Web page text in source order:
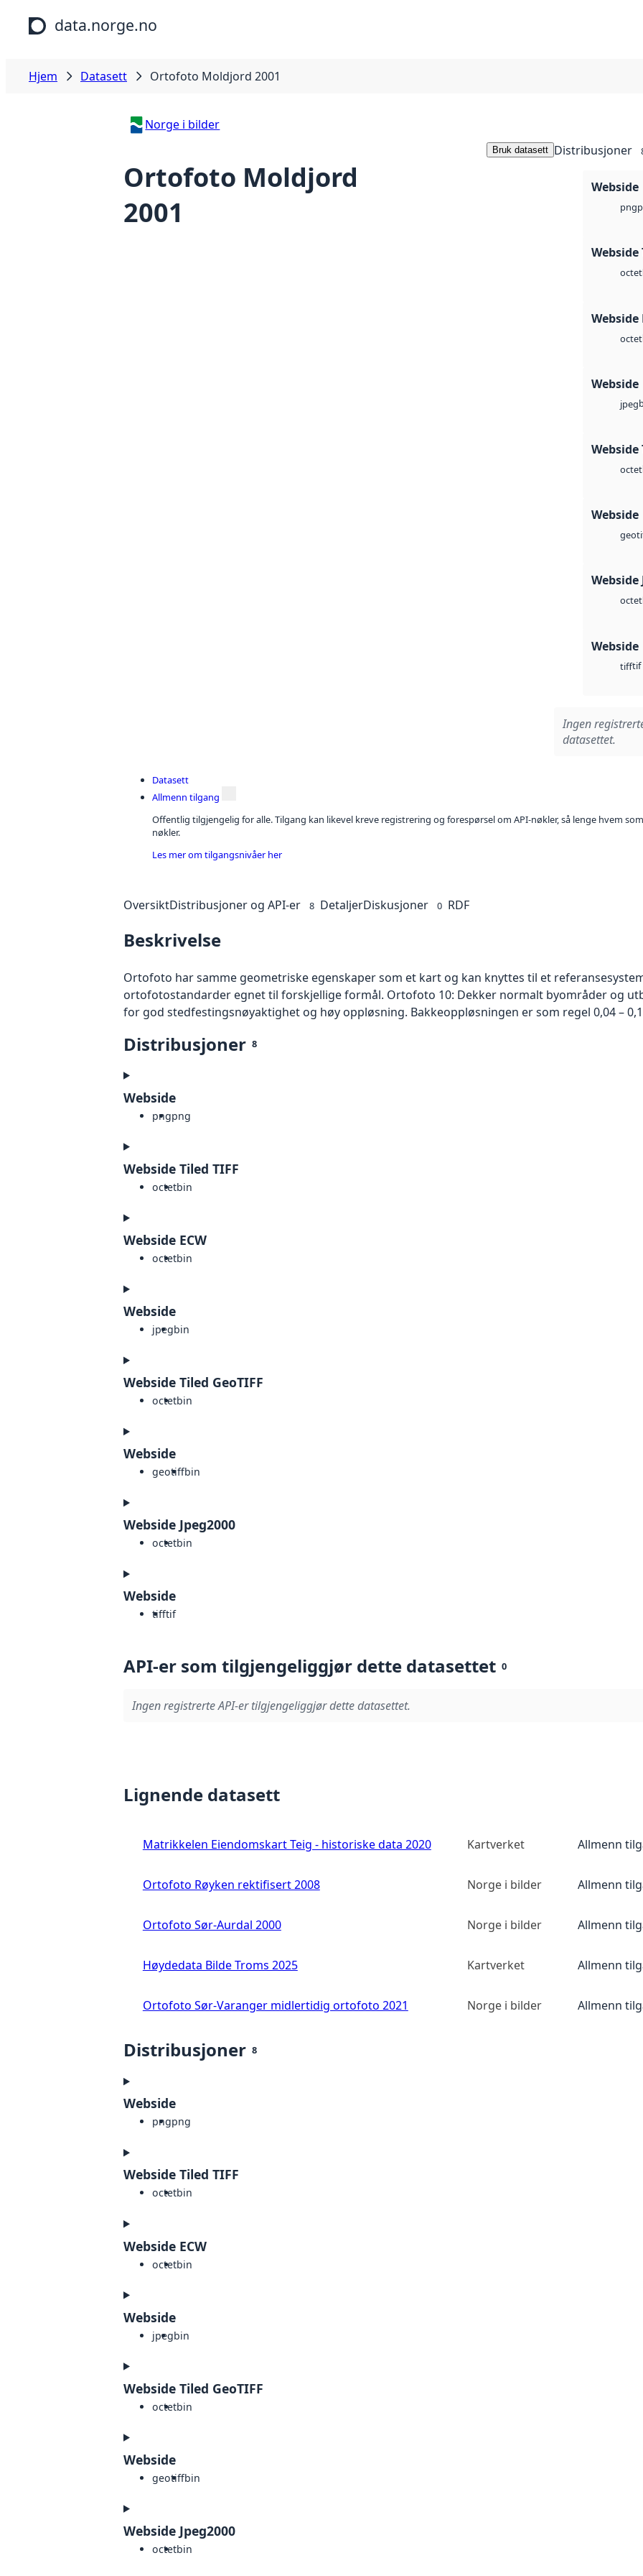
Hopp til hovedinnhold
data.norge.no
Hjem Datasett Ortofoto Moldjord 2001
Norge i bilder
Ortofoto Moldjord
2001
Bruk datasett Distribusjoner
Webside
png
Webside
octet
Webside
octet
Webside
jpeg
Webside
octet
Webside
Webside
octet
Webside
tifftif
Ingen
datasettet.
Datasett
Allmenn tilgang
Offentlig tilgjengelig for alle. Tilgang kan likevel kreve registrering og forespørsel om API-nøkler, så lenge hvem
nøkler.
Les mer om tilgangsnivåer her
OversiktDistribusjoner og API-er 8 DetaljerDiskusjoner 0 RDF
Beskrivelse
Ortofoto har samme geometriske egenskaper som et kart og kan knyttes til et
ortofotostandarder egnet til forskjellige formål. Ortofoto 10: Dekker normalt byområder og
for god stedfestingsnøyaktighet og høy oppløsning. Bakkeoppløsningen er som regel 0,04 –
Distribusjoner 8
Webside
pngpng
Webside Tiled TIFF
octetbin
Webside ECW
octetbin
Webside
jpegbin
Webside Tiled GeoTIFF
octetbin
Webside
geotiffbin
Webside Jpeg2000
octetbin
Webside
tifftif
API-er som tilgjengeliggjør dette datasettet 0
Ingen registrerte API-er tilgjengeliggjør dette datasettet.
Lignende datasett
Matrikkelen Eiendomskart Teig - historiske data 2020 Kartverket Allmenn
Ortofoto Røyken rektifisert 2008 Norge i bilder Allmenn
Ortofoto Sør-Aurdal 2000 Norge i bilder Allmenn
Høydedata Bilde Troms 2025 Kartverket Allmenn
Ortofoto Sør-Varanger midlertidig ortofoto 2021 Norge i bilder Allmenn
Distribusjoner 8
Webside
pngpng
Webside Tiled TIFF
octetbin
Webside ECW
octetbin
Webside
jpegbin
Webside Tiled GeoTIFF
octetbin
Webside
geotiffbin
Webside Jpeg2000
octetbin